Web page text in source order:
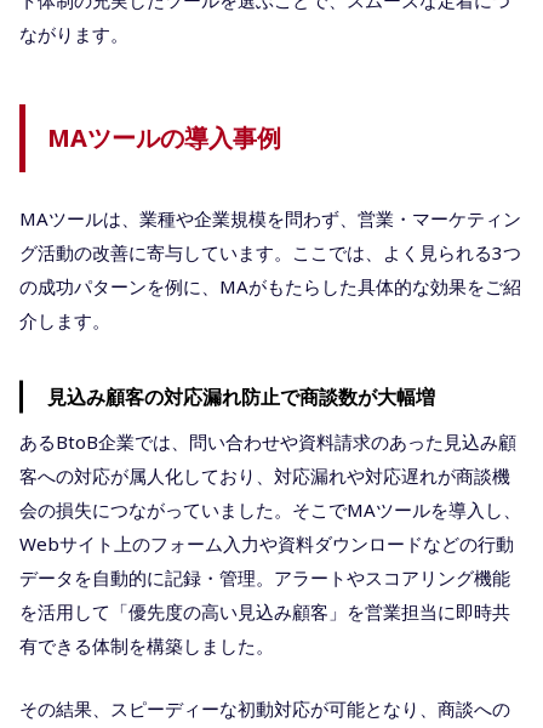
ながります。
MAツールの導入事例
MAツールは、業種や企業規模を問わず、営業・マーケティン
グ活動の改善に寄与しています。ここでは、よく見られる3つ
の成功パターンを例に、MAがもたらした具体的な効果をご紹
介します。
見込み顧客の対応漏れ防止で商談数が大幅増
あるBtoB企業では、問い合わせや資料請求のあった見込み顧
客への対応が属人化しており、対応漏れや対応遅れが商談機
会の損失につながっていました。そこでMAツールを導入し、
Webサイト上のフォーム入力や資料ダウンロードなどの行動
データを自動的に記録・管理。アラートやスコアリング機能
を活用して「優先度の高い見込み顧客」を営業担当に即時共
有できる体制を構築しました。
その結果、スピーディーな初動対応が可能となり、商談への